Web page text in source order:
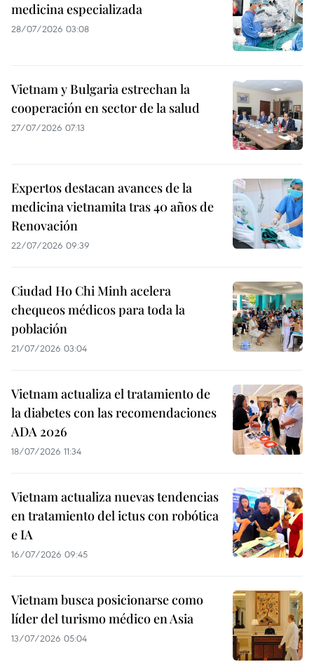
medicina especializada
28/07/2026 03:08
Vietnam y Bulgaria estrechan la
cooperación en sector de la salud
27/07/2026 07:13
Expertos destacan avances de la
medicina vietnamita tras 40 años de
Renovación
22/07/2026 09:39
Ciudad Ho Chi Minh acelera
chequeos médicos para toda la
población
21/07/2026 03:04
Vietnam actualiza el tratamiento de
la diabetes con las recomendaciones
ADA 2026
18/07/2026 11:34
Vietnam actualiza nuevas tendencias
en tratamiento del ictus con robótica
e IA
16/07/2026 09:45
Vietnam busca posicionarse como
líder del turismo médico en Asia
13/07/2026 05:04